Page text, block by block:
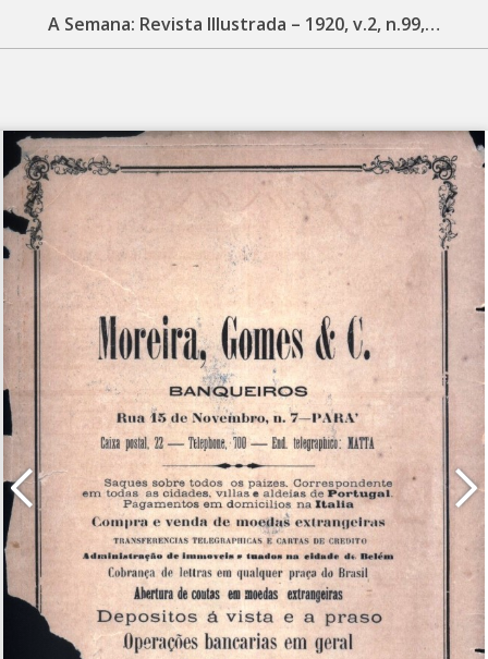
A Semana: Revista Illustrada – 1920, v.2, n.99, fevereiro